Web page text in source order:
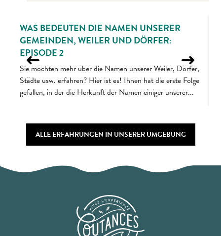
WAS BEDEUTEN DIE NAMEN UNSERER
GEMEINDEN, WEILER UND DÖRFER:
EPISODE 2
Sie möchten mehr über die Namen unserer Weiler, Dörfer,
Städte usw. erfahren? Hier ist es! Ihnen hat die erste Folge
gefallen, in der die Herkunft der Namen einiger unserer...
ALLE ERFAHRUNGEN IN UNSERER UMGEBUNG